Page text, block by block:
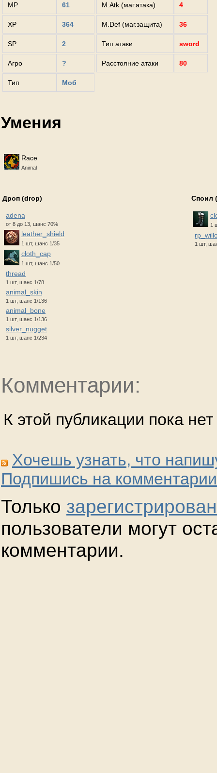
MP 61
XP 364
SP 2
Агро ?
Тип Моб
M.Atk (маг.атака) 4
M.Def (маг.защита) 36
Тип атаки sword
Расстояние атаки 80
Умения
Race
Animal
Дроп (drop)
adena
от 8 до 13, шанс 70%
leather_shield
1 шт, шанс 1/35
cloth_cap
1 шт, шанс 1/50
thread
1 шт, шанс 1/78
animal_skin
1 шт, шанс 1/136
animal_bone
1 шт, шанс 1/136
silver_nugget
1 шт, шанс 1/234
Споил
1
1 шт,
Комментарии:
К этой публикации пока
Хочешь узнать, что
Подпишись на
Только
пользователи могут
комментарии.